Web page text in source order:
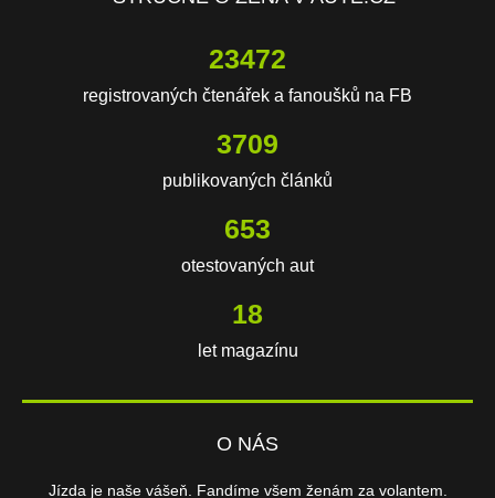
23472
registrovaných čtenářek a fanoušků na FB
3709
publikovaných článků
653
otestovaných aut
18
let magazínu
O NÁS
Jízda je naše vášeň. Fandíme všem ženám za volantem.